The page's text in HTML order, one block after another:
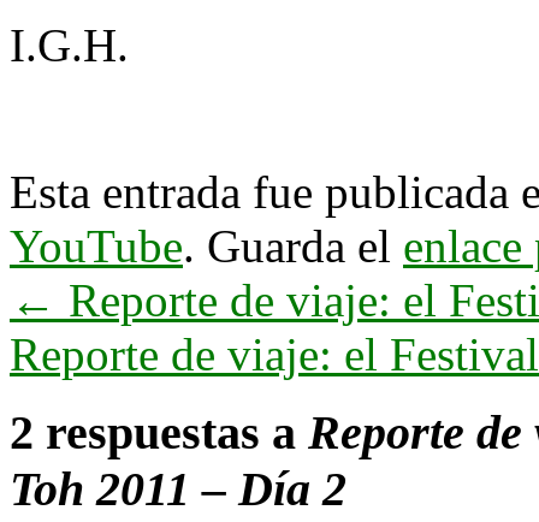
I.G.H.
Esta entrada fue publicada
YouTube. Guarda el enlace
← Reporte de viaje: el
Reporte de viaje: el
2 respuestas a Reporte
Toh 2011 – Día 2